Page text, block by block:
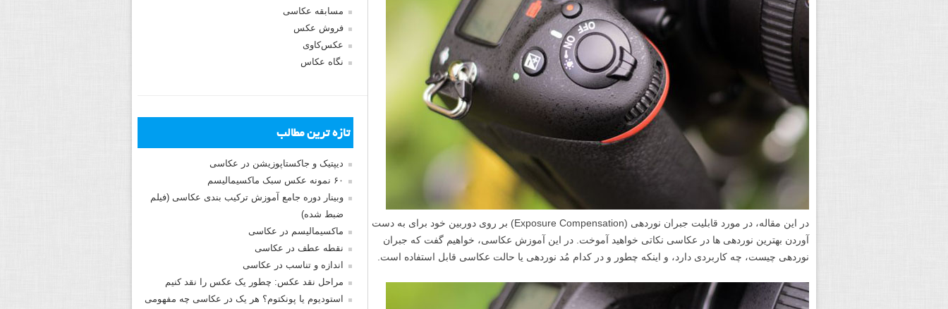
در این مقاله، در مورد قابلیت جبران نوردهی (Exposure Compensation) بر روی دوربین خود برای به دست
آوردن بهترین نوردهی ها در عکاسی نکاتی خواهید آموخت. در این آموزش عکاسی، خواهیم گفت که جبران
نوردهی چیست، چه کاربردی دارد، و اینکه چطور و در کدام مُد نوردهی یا حالت عکاسی قابل استفاده است.
مسابقه عکاسی
فروش عکس
عکس‌کاوی
نگاه عکاس
تازه ترین مطالب
دیپتیک و جاکستا‌پوزیشن در عکاسی
۶۰ نمونه عکس سبک ماکسیمالیسم
وبینار دوره جامع آموزش ترکیب بندی عکاسی (فیلم
ضبط شده)
ماکسیمالیسم در عکاسی
نقطه عطف در عکاسی
اندازه و تناسب در عکاسی
مراحل نقد عکس: چطور یک عکس را نقد کنیم
استودیوم یا پونکتوم؟ هر یک در عکاسی چه مفهومی